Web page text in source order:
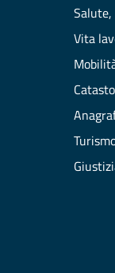
Salute,
Vita